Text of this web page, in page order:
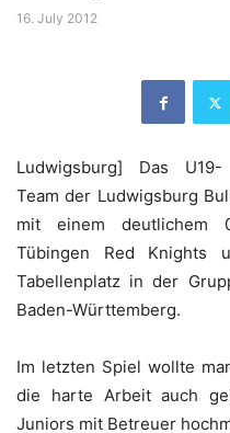
16. July 2012
Ludwigsburg] Das U19-
Team der Ludwigsburg
mit einem deutlichem
Tübingen Red Knights
Tabellenplatz in der
Baden-Württemberg.
Im letzten Spiel wollte
die harte Arbeit auch
Juniors mit Betreuer